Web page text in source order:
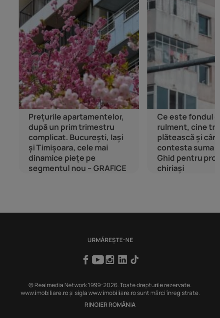
Prețurile apartamentelor,
după un prim trimestru
complicat. București, Iași
și Timișoara, cele mai
dinamice piețe pe
segmentul nou – GRAFICE
Ce este fondul
rulment, cine
plătească și
contesta suma
Ghid pentru
chiriași
URMĂREȘTE-NE
© Realmedia Network 1999-2026. Toate drepturile rezervate.
www.imobiliare.ro și sigla www.imobiliare.ro sunt mărci înregistrate.
RINGIER ROMÂNIA